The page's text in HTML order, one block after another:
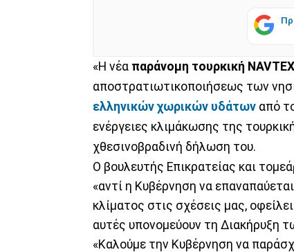
«Η νέα παράνομη τουρκική NAVTEX
αποστρατιωτικοποιήσεως των
ελληνικών χωρικών υδάτων από
ενέργειες κλιμάκωσης της
χθεσινοβραδινή δήλωση του.
Ο βουλευτής Επικρατείας και
«αντί η Κυβέρνηση να
κλίματος στις σχέσεις μας,
αυτές υπονομεύουν τη Διακήρυξη
«Καλούμε την Κυβέρνηση να